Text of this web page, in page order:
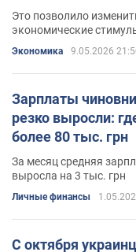
Это позволило
экономические
заявил директор
инфраструктурных
Экономика 9.05.2026
Зарплаты
резко выросли:
более 80 тыс. грн
За месяц средняя
выросла на 3 тыс. грн
Личные финансы
С октября